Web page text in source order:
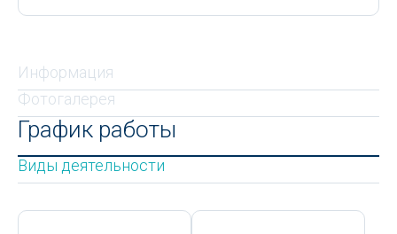
Информация
Фотогалерея
График работы
Виды деятельности